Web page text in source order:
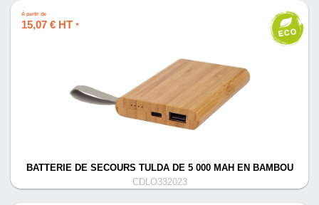
À partir de
15,07 € HT *
BATTERIE DE SECOURS TULDA DE 5 000 MAH EN BAMBOU
CDLO332023